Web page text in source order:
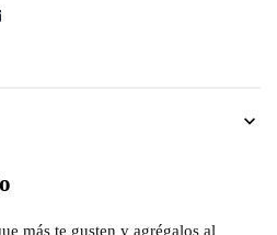
más te gusten y agrégalos al